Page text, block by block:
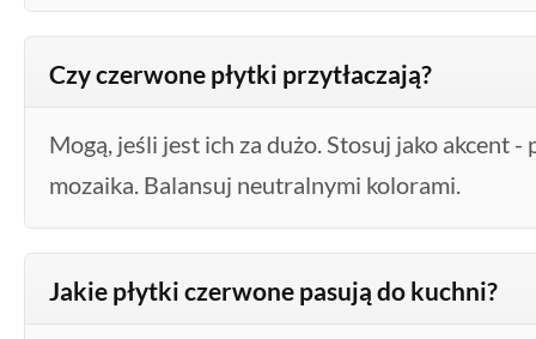
Czy czerwone płytki przytłaczają?
Mogą, jeśli jest ich za dużo. Stosuj jako akcent -
mozaika. Balansuj neutralnymi kolorami.
Jakie płytki czerwone pasują do kuchni?